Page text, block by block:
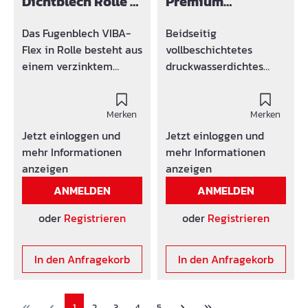
(PE) belegt.
Das Fugenblech VIBA-
Flex in Rolle besteht aus
einem verzinktem
Polymerbitumenbeschi
chtung
(Klebebeschichtung).
Die Beschichtung ist
mit einer beidseitig
reißfesten, der Länge
geteiltem; leicht
abziehbaren
Das Dichtblech ist
Merken
Jetzt einloggen und
mehr Informationen
anzeigen
ANMELDEN
oder Registrieren
In den Anfragekorb
mm, beidseitige
Verbundbeschicht
ung
Beidseitig
vollbeschichtetes
druckwasserdichtes
ent. Die drucksensible
oberächenvergrössernd
e
Frischbetonverbundbes
chichtung geht einen
extrem hohen
Haftverbund mit dem
dauerhaft aktiv. Am
Stoß ist ein Bentonit
Merken
Jetzt einloggen und
mehr Informationen
anzeigen
ANMELDEN
oder Registrieren
In den Anfragekorb